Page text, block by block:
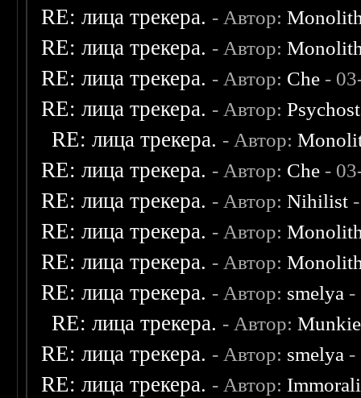
RE: лица трекера. - Автор:
RE: лица трекера. - Автор:
RE: лица трекера. - Автор: Che -
RE: лица трекера. - Автор:
RE: лица трекера. - Автор:
RE: лица трекера. - Автор: Che -
RE: лица трекера. - Автор:Nihilist
RE: лица трекера. - Автор:
RE: лица трекера. - Автор:
RE: лица трекера. - Автор: smelya -
RE: лица трекера. - Автор:Munkie
RE: лица трекера. - Автор: smelya -
RE: лица трекера. - Автор: